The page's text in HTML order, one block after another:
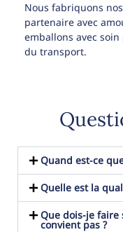
Nous fabriquons
partenaire avec
emballons avec
du transport.
Quand est-ce
Quelle est la
Que dois-je
convient pas ?